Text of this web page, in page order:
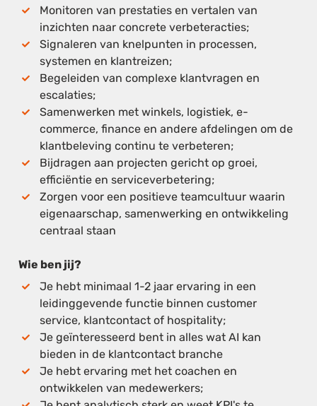
Monitoren van prestaties en vertalen van
inzichten naar concrete verbeteracties;
Signaleren van knelpunten in processen,
systemen en klantreizen;
Begeleiden van complexe klantvragen en
escalaties;
Samenwerken met winkels, logistiek, e-
commerce, finance en andere afdelingen om de
klantbeleving continu te verbeteren;
Bijdragen aan projecten gericht op groei,
efficiëntie en serviceverbetering;
Zorgen voor een positieve teamcultuur waarin
eigenaarschap, samenwerking en ontwikkeling
centraal staan
Wie ben jij?
Je hebt minimaal 1-2 jaar ervaring in een
leidinggevende functie binnen customer
service, klantcontact of hospitality;
Je geïnteresseerd bent in alles wat AI kan
bieden in de klantcontact branche
Je hebt ervaring met het coachen en
ontwikkelen van medewerkers;